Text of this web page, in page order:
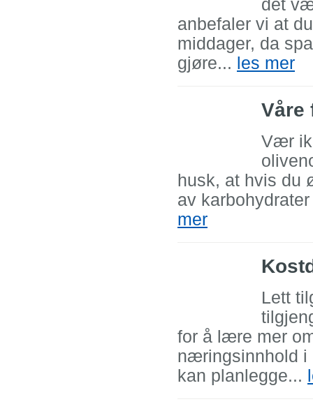
det
anbefaler vi at
middager, da
gjøre... les mer
Våre
Vær
husk, at hvis du
av
mer
Lett
for å lære mer
næringsinnhold i
kan planlegge...